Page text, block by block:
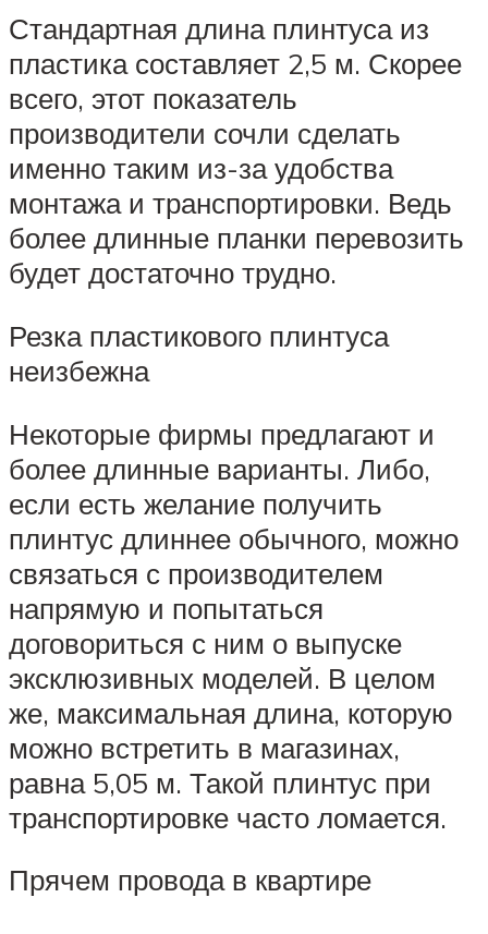
Стандартная длина плинтуса из
пластика составляет 2,5 м. Скорее
всего, этот показатель
производители сочли сделать
именно таким из-за удобства
монтажа и транспортировки. Ведь
более длинные планки перевозить
будет достаточно трудно.
Резка пластикового плинтуса
неизбежна
Некоторые фирмы предлагают и
более длинные варианты. Либо,
если есть желание получить
плинтус длиннее обычного, можно
связаться с производителем
напрямую и попытаться
договориться с ним о выпуске
эксклюзивных моделей. В целом
же, максимальная длина, которую
можно встретить в магазинах,
равна 5,05 м. Такой плинтус при
транспортировке часто ломается.
Прячем провода в квартире